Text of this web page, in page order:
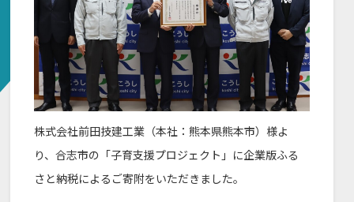
株式会社前田技建工業（本社：熊本県熊本市）様よ
り、合志市の「子育支援プロジェクト」に企業版ふる
さと納税によるご寄附をいただきました。